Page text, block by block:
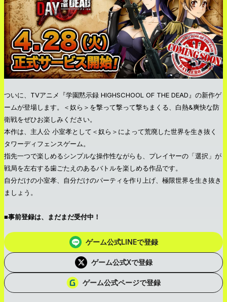
ついに、TVアニメ『学園黙示録 HIGHSCHOOL OF THE DEAD』の新作ゲ
ームが登場します。＜奴ら＞を撃って撃って撃ちまくる、白熱&爽快な防
衛戦をぜひお楽しみください。
本作は、主人公 小室孝として＜奴ら＞によって荒廃した世界を生き抜く
タワーディフェンスゲーム。
指先一つで楽しめるシンプルな操作性ながらも、プレイヤーの「選択」が
戦局を左右する歯ごたえのあるバトルを楽しめる作品です。
自分だけの小室孝、自分だけのパーティを作り上げ、極限世界を生き抜き
ましょう。
■事前登録は、まだまだ受付中！
ゲーム公式LINEで登録
ゲーム公式Xで登録
ゲーム公式ページで登録